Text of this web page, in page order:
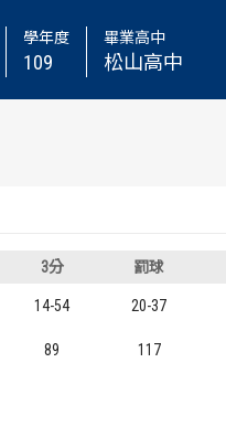
球隊資訊
歷屆個人獎得主
球隊資訊
歷屆個人獎得主
學年度
109
畢業高中
松山高中
3分 罰球
14-54 20-37
89 117